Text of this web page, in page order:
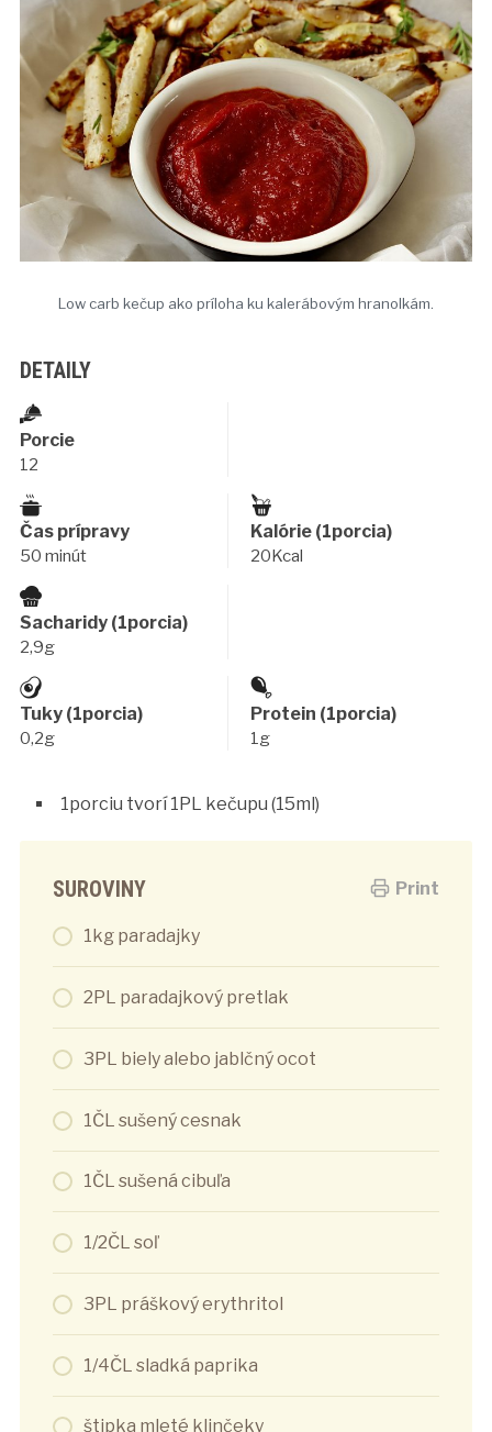
Low carb kečup ako príloha ku kalerábovým hranolkám.
DETAILY
Porcie
12
Čas prípravy
50 minút
Kalórie (1porcia)
20Kcal
Sacharidy (1porcia)
2,9g
Tuky (1porcia)
0,2g
Protein (1porcia)
1g
1porciu tvorí 1PL kečupu (15ml)
Print
SUROVINY
1kg paradajky
2PL paradajkový pretlak
3PL biely alebo jablčný ocot
1ČL sušený cesnak
1ČL sušená cibuľa
1/2ČL soľ
3PL práškový erythritol
1/4ČL sladká paprika
štipka mleté klinčeky